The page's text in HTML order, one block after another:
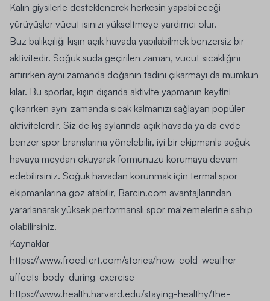
Kalın giysilerle desteklenerek herkesin yapabileceği
yürüyüşler vücut ısınızı yükseltmeye yardımcı olur.
Buz balıkçılığı kışın açık havada yapılabilmek benzersiz bir
aktivitedir. Soğuk suda geçirilen zaman, vücut sıcaklığını
artırırken aynı zamanda doğanın tadını çıkarmayı da mümkün
kılar. Bu sporlar, kışın dışarıda aktivite yapmanın keyfini
çıkarırken aynı zamanda sıcak kalmanızı sağlayan popüler
aktivitelerdir. Siz de kış aylarında açık havada ya da evde
benzer spor branşlarına yönelebilir, iyi bir ekipmanla soğuk
havaya meydan okuyarak formunuzu korumaya devam
edebilirsiniz. Soğuk havadan korunmak için termal spor
ekipmanlarına göz atabilir, Barcin.com avantajlarından
yararlanarak yüksek performanslı spor malzemelerine sahip
olabilirsiniz.
Kaynaklar
https://www.froedtert.com/stories/how-cold-weather-
affects-body-during-exercise
https://www.health.harvard.edu/staying-healthy/the-